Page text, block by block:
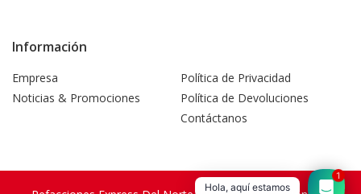
Información
Empresa
Noticias & Promociones
Política de Privacidad
Política de Devoluciones
Contáctanos
Hola, aquí estamos
1